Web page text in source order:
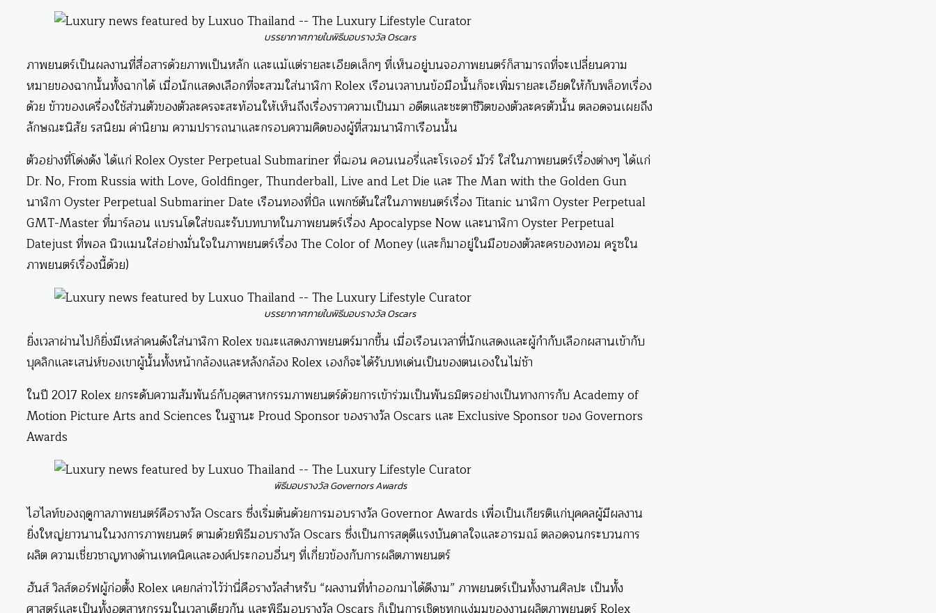
บรรยากาศภายในพิธีมอบรางวัล Oscars
ภาพยนตร์เป็นผลงานที่สื่อสารด้วยภาพเป็นหลัก และแม้แต่รายละเอียดเล็กๆ ที่เห็นอยู่บนจอภาพยนตร์ก็สามารถที่จะเปลี่ยนความ
หมายของฉากนั้นทั้งฉากได้ เมื่อนักแสดงเลือกที่จะสวมใส่นาฬิกา Rolex เรือนเวลาบนข้อมือนั้นก็จะเพิ่มรายละเอียดให้กับพล็อทเรื่อง
ด้วย ข้าวของเครื่องใช้ส่วนตัวของตัวละครจะสะท้อนให้เห็นถึงเรื่องราวความเป็นมา อดีตและชะตาชีวิตของตัวละครตัวนั้น ตลอดจนเผยถึง
ลักษณะนิสัย รสนิยม ค่านิยาม ความปรารถนาและกรอบความคิดของผู้ที่สวมนาฬิกาเรือนนั้น
ตัวอย่างที่โด่งดัง ได้แก่ Rolex Oyster Perpetual Submariner ที่ฌอน คอนเนอรี่และโรเจอร์ มัวร์ ใส่ในภาพยนตร์เรื่องต่างๆ ได้แก่
Dr. No, From Russia with Love, Goldfinger, Thunderball, Live and Let Die และ The Man with the Golden Gun
นาฬิกา Oyster Perpetual Submariner Date เรือนทองที่บิล แพกซ์ตันใส่ในภาพยนตร์เรื่อง Titanic นาฬิกา Oyster Perpetual
GMT-Master ที่มาร์ลอน แบรนโดใส่ขณะรับบทบาทในภาพยนตร์เรื่อง Apocalypse Now และนาฬิกา Oyster Perpetual
Datejust ที่พอล นิวแมนใส่อย่างมั่นใจในภาพยนตร์เรื่อง The Color of Money (และก็มาอยู่ในมือของตัวละครของทอม ครูซใน
ภาพยนตร์เรื่องนี้ด้วย)
บรรยากาศภายในพิธีมอบรางวัล Oscars
ยิ่งเวลาผ่านไปก็ยิ่งมีเหล่าคนดังใส่นาฬิกา Rolex ขณะแสดงภาพยนตร์มากขึ้น เมื่อเรือนเวลาที่นักแสดงและผู้กำกับเลือกผสานเข้ากับ
บุคลิกและเสน่ห์ของเขาผู้นั้นทั้งหน้ากล้องและหลังกล้อง Rolex เองก็จะได้รับบทเด่นเป็นของตนเองในไม่ช้า
ในปี 2017 Rolex ยกระดับความสัมพันธ์กับอุตสาหกรรมภาพยนตร์ด้วยการเข้าร่วมเป็นพันธมิตรอย่างเป็นทางการกับ Academy of
Motion Picture Arts and Sciences ในฐานะ Proud Sponsor ของรางวัล Oscars และ Exclusive Sponsor ของ Governors
Awards
พิธีมอบรางวัล Governors Awards
ไฮไลท์ของฤดูกาลภาพยนตร์คือรางวัล Oscars ซึ่งเริ่มต้นด้วยการมอบรางวัล Governor Awards เพื่อเป็นเกียรติแก่บุคคลผู้มีผลงาน
ยิ่งใหญ่ยาวนานในวงการภาพยนตร์ ตามด้วยพิธีมอบรางวัล Oscars ซึ่งเป็นการสดุดีแรงบันดาลใจและอารมณ์ ตลอดจนกระบวนการ
ผลิต ความเชี่ยวชาญทางด้านเทคนิคและองค์ประกอบอื่นๆ ที่เกี่ยวข้องกับการผลิตภาพยนตร์
ฮันส์ วิลส์ดอร์ฟผู้ก่อตั้ง Rolex เคยกล่าวไว้ว่านี่คือรางวัลสำหรับ “ผลงานที่ทำออกมาได้ดีงาม” ภาพยนตร์เป็นทั้งงานศิลปะ เป็นทั้ง